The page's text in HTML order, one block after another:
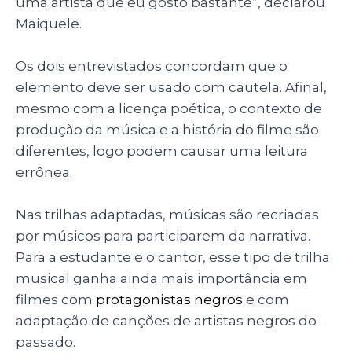
Maiquele.
Os dois entrevistados concordam que o
elemento deve ser usado com cautela. Afinal,
mesmo com a licença poética, o contexto de
produção da música e a história do filme são
diferentes, logo podem causar uma leitura
errônea.
Nas trilhas adaptadas, músicas são recriadas
por músicos para participarem da narrativa.
Para a estudante e o cantor, esse tipo de trilha
musical ganha ainda mais importância em
filmes com protagonistas negros e com
adaptação de canções de artistas negros do
passado.